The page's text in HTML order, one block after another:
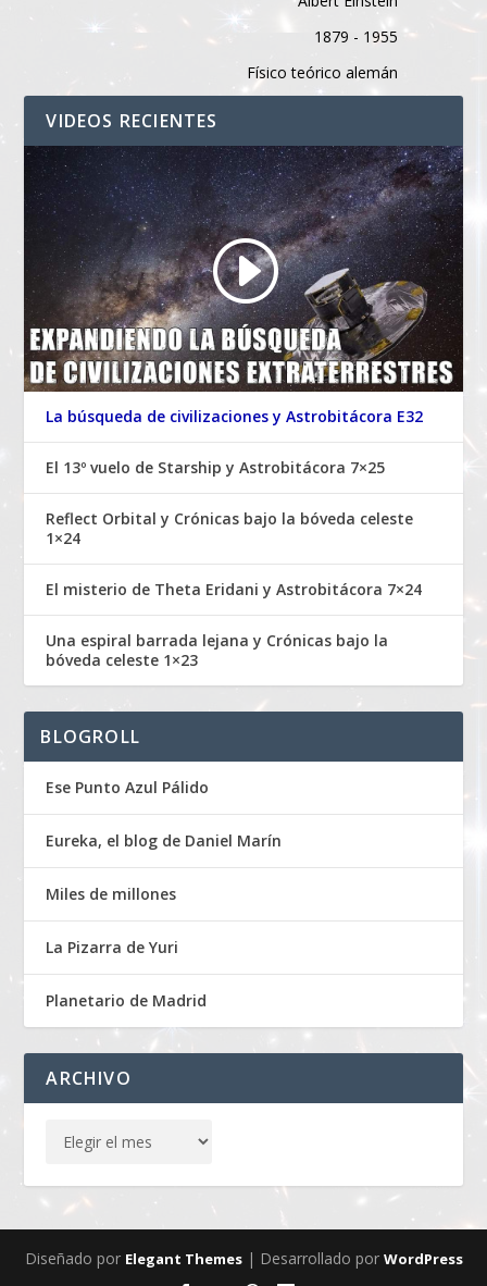
1879 - 1955
Físico teórico alemán
VIDEOS RECIENTES
La búsqueda de civilizaciones y Astrobitácora E32
El 13º vuelo de Starship y Astrobitácora 7×25
Reflect Orbital y Crónicas bajo la bóveda celeste
1×24
El misterio de Theta Eridani y Astrobitácora 7×24
Una espiral barrada lejana y Crónicas bajo la
bóveda celeste 1×23
BLOGROLL
Ese Punto Azul Pálido
Eureka, el blog de Daniel Marín
Miles de millones
La Pizarra de Yuri
Planetario de Madrid
ARCHIVO
Diseñado por Elegant Themes| Desarrollado por WordPress